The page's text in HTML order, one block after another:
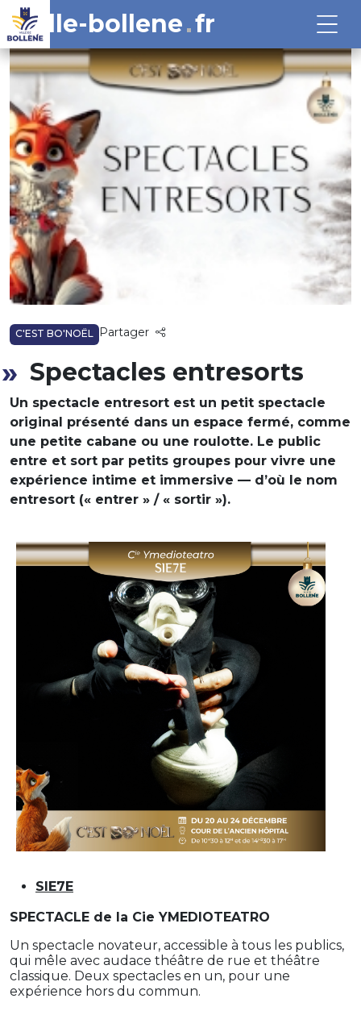
ville-bollene fr
C'EST BO'NOËL Partager
Spectacles entresorts
Un spectacle entresort est un petit spectacle
original présenté dans un espace fermé, comme
une petite cabane ou une roulotte. Le public
entre et sort par petits groupes pour vivre une
expérience intime et immersive — d’où le nom
entresort (« entrer » / « sortir »).
SIE7E
SPECTACLE de la Cie YMEDIOTEATRO
Un spectacle novateur, accessible à tous les publics,
qui mêle avec audace théâtre de rue et théâtre
classique. Deux spectacles en un, pour une
expérience hors du commun.